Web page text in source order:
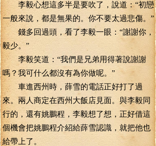
李毅心想這多半是要吹了，說道：“初戀
一般來說，都是無果的。你不要太過悲傷。”
錢多回過頭，看了李毅一眼：“謝謝你，
毅少。”
李毅笑道：“我們是兄弟用得著說謝謝
嗎？我可什么都沒有為你做呢。”
車進西州時，薛雪的電話正好打了過
來。兩人商定在西州大飯店見面。與李毅同
行的，還有姚鵬程，李毅想了想，正好借這
個機會把姚鵬程介紹給薛雪認識，就把他也
給帶上了。